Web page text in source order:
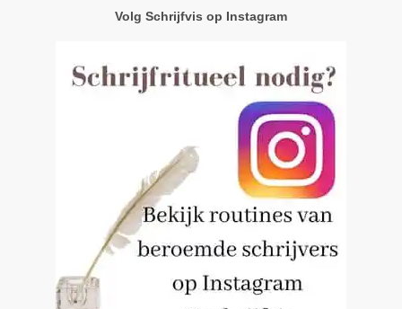
Volg Schrijfvis op Instagram